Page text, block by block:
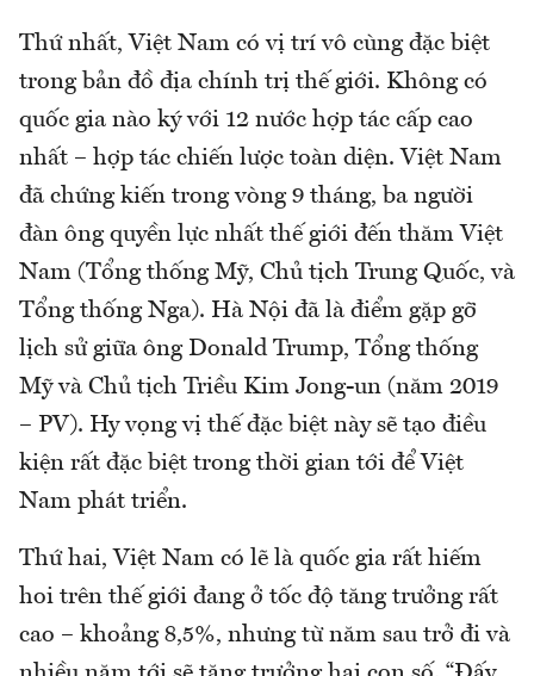
Thứ nhất, Việt Nam có vị trí vô cùng đặc biệt
trong bản đồ địa chính trị thế giới. Không có
quốc gia nào ký với 12 nước hợp tác cấp cao
nhất – hợp tác chiến lược toàn diện. Việt Nam
đã chứng kiến trong vòng 9 tháng, ba người
đàn ông quyền lực nhất thế giới đến thăm Việt
Nam (Tổng thống Mỹ, Chủ tịch Trung Quốc, và
Tổng thống Nga). Hà Nội đã là điểm gặp gỡ
lịch sử giữa ông Donald Trump, Tổng thống
Mỹ và Chủ tịch Triều Kim Jong-un (năm 2019
– PV). Hy vọng vị thế đặc biệt này sẽ tạo điều
kiện rất đặc biệt trong thời gian tới để Việt
Nam phát triển.
Thứ hai, Việt Nam có lẽ là quốc gia rất hiếm
hoi trên thế giới đang ở tốc độ tăng trưởng rất
cao – khoảng 8,5%, nhưng từ năm sau trở đi và